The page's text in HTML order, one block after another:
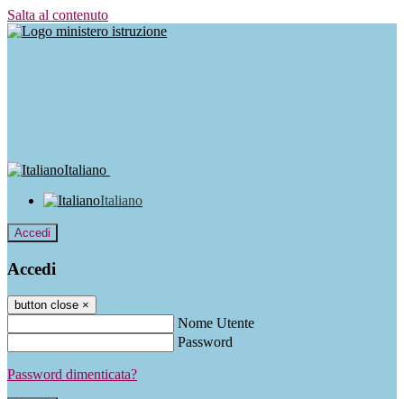
Salta al contenuto
Italiano
Italiano
Accedi
Accedi
button close ×
Nome Utente
Password
Password dimenticata?